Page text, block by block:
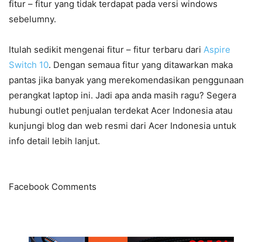
fitur – fitur yang tidak terdapat pada versi windows
sebelumny.
Itulah sedikit mengenai fitur – fitur terbaru dari Aspire
Switch 10. Dengan semaua fitur yang ditawarkan maka
pantas jika banyak yang merekomendasikan penggunaan
perangkat laptop ini. Jadi apa anda masih ragu? Segera
hubungi outlet penjualan terdekat Acer Indonesia atau
kunjungi blog dan web resmi dari Acer Indonesia untuk
info detail lebih lanjut.
Facebook Comments